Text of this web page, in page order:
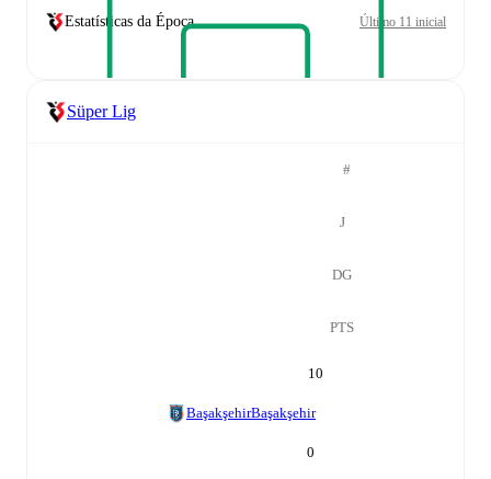
Estatísticas da Época Último 11 inicial
Süper Lig
#
J
DG
PTS
10
BaşakşehirBaşakşehir
0